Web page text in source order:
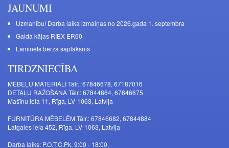
JAUNUMI
Uzmanību! Darba laika izmaiņas no 2026.gada 1. septembra
Galda kājas RIEX ER60
Laminēts bērza saplāksnis
TIRDZNIECĪBA
MĒBEĻU MATERIĀLI Tālr.: 67846678, 67187016
DETAĻU RAŽOŠANA Tālr.: 67844864, 67846675
Mašīnu iela 11, Rīga, LV-1063, Latvija
FURNITŪRA MĒBELĒM Tālr.: 67846682, 67844884
Latgales iela 452, Rīga, LV-1063, Latvija
Darba laiks: P.O.T.C.Pk. 9:00 - 18:00,